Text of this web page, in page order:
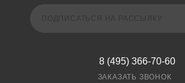
8 (495) 366-70-60
ЗАКАЗАТЬ ЗВОНОК